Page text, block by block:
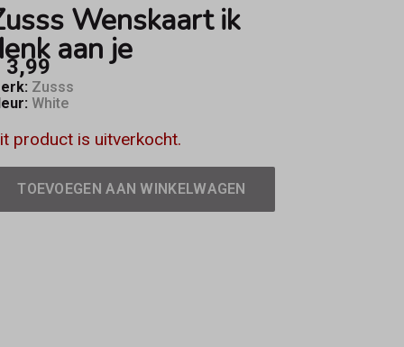
Wenskaart ik
aan je
3,99
Zusss
White
product is uitverkocht.
TOEVOEGEN AAN WINKELWAGEN